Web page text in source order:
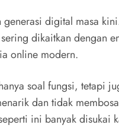
digital masa
dikaitkan
online modern.
soal fungsi, tetapi
dan tidak
ini banyak